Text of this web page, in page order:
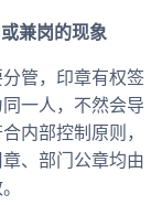
兼岗的现象
管，印章有权签
一人，不然会导
内部控制原则，
、部门公章均由